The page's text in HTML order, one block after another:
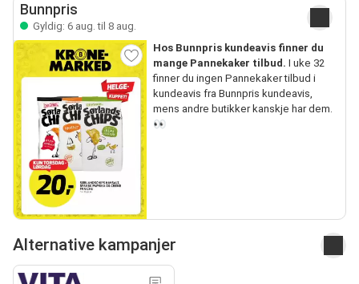
Bunnpris
Gyldig: 6 aug. til 8 aug.
Hos Bunnpris kundeavis finner du
mange Pannekaker tilbud. I uke 32
finner du ingen Pannekaker tilbud i
kundeavis fra Bunnpris kundeavis,
mens andre butikker kanskje har dem.
👀
Alternative kampanjer